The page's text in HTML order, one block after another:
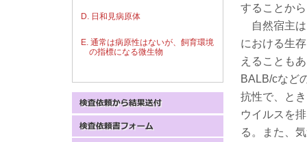
することか
自然宿主は
における生
えることも
BALB/cなど
抗性で、と
ウイルスを
る。また、
D. 日和見病原体
E. 通常は病原性はないが、飼育環境
の指標になる微生物